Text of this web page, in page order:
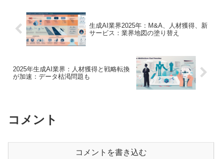
生成AI業界2025年：M&A、人材獲得、新
サービス：業界地図の塗り替え
2025年生成AI業界：人材獲得と戦略転換
が加速：データ枯渇問題も
コメント
コメントを書き込む